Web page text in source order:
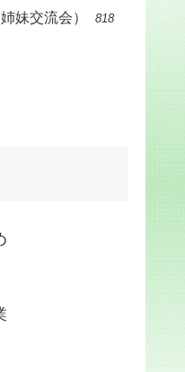
妹交流会）
818